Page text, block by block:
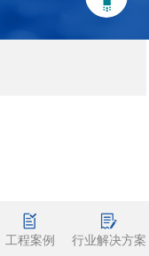
工程案例 行业解决方案